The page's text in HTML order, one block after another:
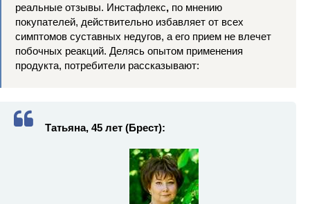
реальные отзывы. Инстафлекс, по мнению
покупателей, действительно избавляет от всех
симптомов суставных недугов, а его прием не влечет
побочных реакций. Делясь опытом применения
продукта, потребители рассказывают:
Татьяна, 45 лет (Брест):